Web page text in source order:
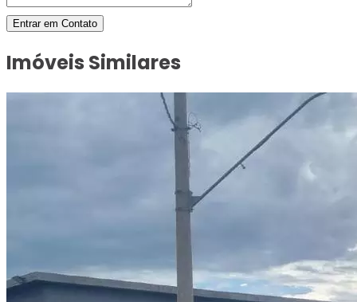
Entrar em Contato
Imóveis Similares